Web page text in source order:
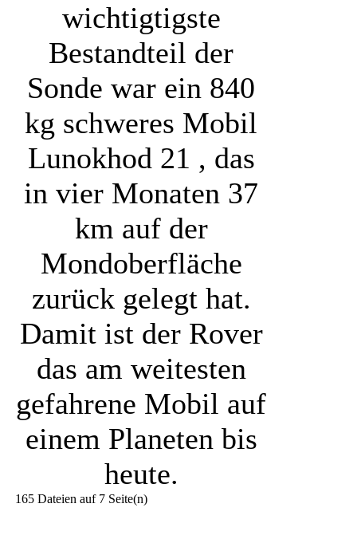
wichtigtigste
Bestandteil der
Sonde war ein 840
kg schweres Mobil
Lunokhod 21 , das
in vier Monaten 37
km auf der
Mondoberfläche
zurück gelegt hat.
Damit ist der Rover
das am weitesten
gefahrene Mobil auf
einem Planeten bis
heute.
165 Dateien auf 7 Seite(n)